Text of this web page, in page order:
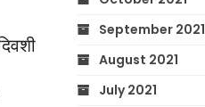
September 2021
August 2021
July 2021